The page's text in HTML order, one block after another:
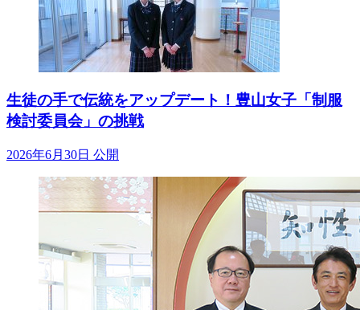
生徒の手で伝統をアップデート！豊山女子「制服
検討委員会」の挑戦
2026年6月30日 公開